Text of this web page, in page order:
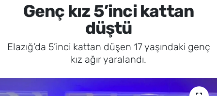
Genç kız 5’inci kattan
düştü
Elazığ’da 5’inci kattan düşen 17 yaşındaki genç
kız ağır yaralandı.